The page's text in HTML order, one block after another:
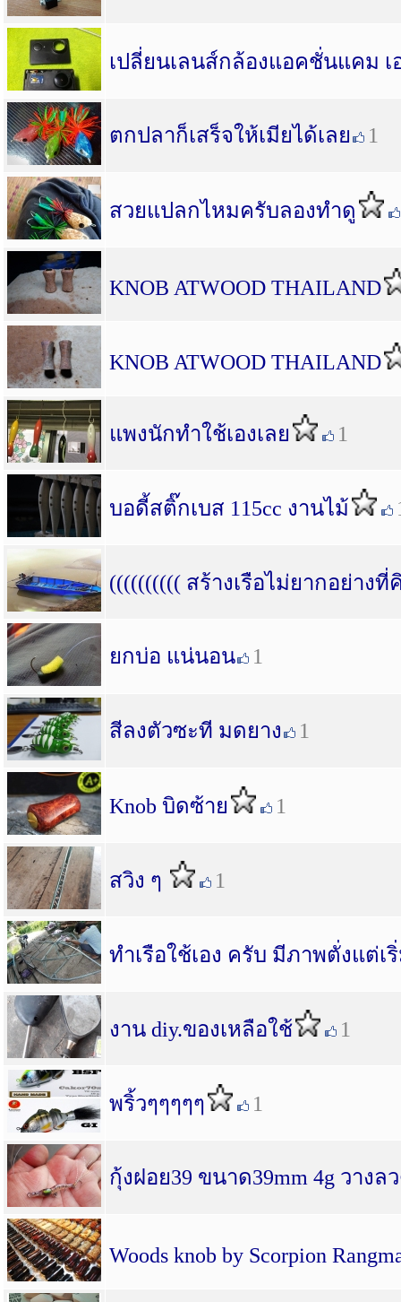
เปลี่ยนเลนส์กล้องแอคชั่นแคม เ
ตกปลาก็เสร็จให้เมียได้เลย 1
สวยแปลกไหมครับลองทำดู
KNOB ATWOOD THAILAND
KNOB ATWOOD THAILAND
แพงนักทำใช้เองเลย 1
บอดี้สติ๊กเบส 115cc งานไม้
(((((((((( สร้างเรือไม่ยากอย่าง
ยกบ่อ แน่นอน 1
สีลงตัวซะที มดยาง 1
Knob​ บิดซ้าย 1
สวิง ๆ 1
ทำเรือใช้เอง ครับ มีภาพตั่งแต่
งาน diy.ของเหลือใช้ 1
พริ้วๆๆๆๆๆ 1
กุ้งฝอย39 ขนาด39mm 4g วางล
Woods knob by Scorpion